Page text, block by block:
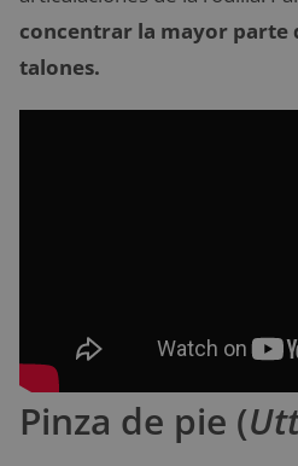
concentrar la mayor parte
talones.
Pinza de pie (